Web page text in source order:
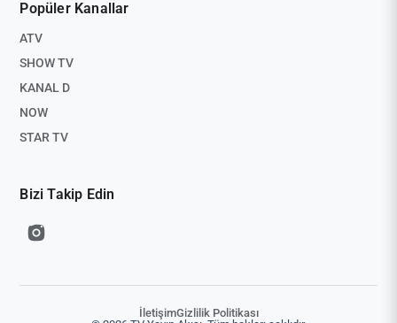
Popüler Kanallar
ATV
SHOW TV
KANAL D
NOW
STAR TV
Bizi Takip Edin
İletişimGizlilik Politikası